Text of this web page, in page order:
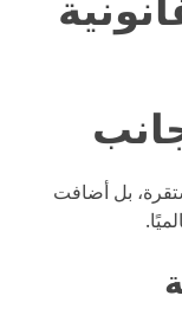
بل أضافت